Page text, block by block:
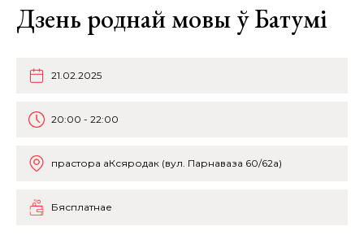
Дзень роднай мовы ў Батумі
21.02.2025
20:00 - 22:00
прастора аКсяродак (вул. Парнаваза 60/62а)
Бясплатнае